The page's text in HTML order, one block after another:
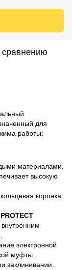
сравнению
для
работы:
материалами.
высокую
коронка
электронной
муфты,
заклинивании.